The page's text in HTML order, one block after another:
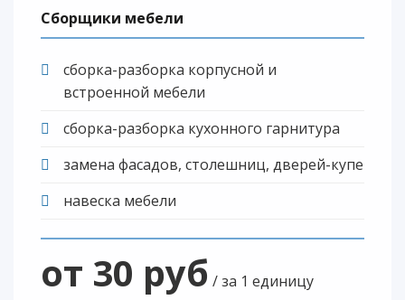
Сборщики мебели
сборка-разборка корпусной и
встроенной мебели
сборка-разборка кухонного гарнитура
замена фасадов, столешниц, дверей-купе
навеска мебели
от 30 руб / за 1 единицу